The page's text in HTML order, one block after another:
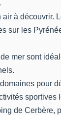
à découvrir.
sur les
mer sont
pour
sportives
de Cerbère,